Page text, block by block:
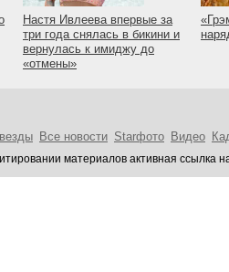
Настя Ивлеева впервые за
три года снялась в бикини и
вернулась к имиджу до
«отмены»
Все новости Starфото Видео
материалов активная ссылка